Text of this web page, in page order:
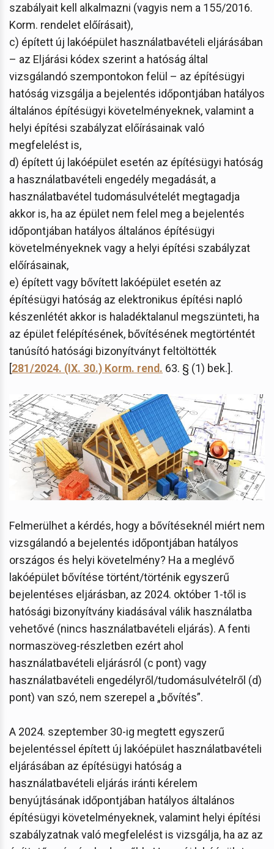
szabályait kell alkalmazni (vagyis nem a 155/2016.
Korm. rendelet előírásait),
c) épített új lakóépület használatbavételi eljárásában
– az Eljárási kódex szerint a hatóság által
vizsgálandó szempontokon felül – az építésügyi
hatóság vizsgálja a bejelentés időpontjában hatályos
általános építésügyi követelményeknek, valamint a
helyi építési szabályzat előírásainak való
megfelelést is,
d) épített új lakóépület esetén az építésügyi hatóság
a használatbavételi engedély megadását, a
használatbavétel tudomásulvételét megtagadja
akkor is, ha az épület nem felel meg a bejelentés
időpontjában hatályos általános építésügyi
követelményeknek vagy a helyi építési szabályzat
előírásainak,
e) épített vagy bővített lakóépület esetén az
építésügyi hatóság az elektronikus építési napló
készenlétét akkor is haladéktalanul megszünteti, ha
az épület felépítésének, bővítésének megtörténtét
tanúsító hatósági bizonyítványt feltöltötték
[281/2024. (IX. 30.) Korm. rend. 63. § (1) bek.].
Felmerülhet a kérdés, hogy a bővítéseknél miért nem
vizsgálandó a bejelentés időpontjában hatályos
országos és helyi követelmény? Ha a meglévő
lakóépület bővítése történt/történik egyszerű
bejelentéses eljárásban, az 2024. október 1-től is
hatósági bizonyítvány kiadásával válik használatba
vehetővé (nincs használatbavételi eljárás). A fenti
normaszöveg-részletben ezért ahol
használatbavételi eljárásról (c pont) vagy
használatbavételi engedélyről/tudomásulvételről (d)
pont) van szó, nem szerepel a „bővítés”.
A 2024. szeptember 30-ig megtett egyszerű
bejelentéssel épített új lakóépület használatbavételi
eljárásában az építésügyi hatóság a
használatbavételi eljárás iránti kérelem
benyújtásának időpontjában hatályos általános
építésügyi követelményeknek, valamint helyi építési
szabályzatnak való megfelelést is vizsgálja, ha az az